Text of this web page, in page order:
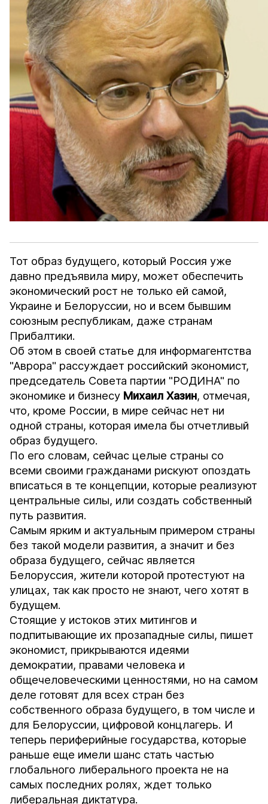
Тот образ будущего, который Россия уже
давно предъявила миру, может обеспечить
экономический рост не только ей самой,
Украине и Белоруссии, но и всем бывшим
союзным республикам, даже странам
Прибалтики.
Об этом в своей статье для информагентства
"Аврора" рассуждает российский экономист,
председатель Совета партии "РОДИНА" по
экономике и бизнесу Михаил Хазин, отмечая,
что, кроме России, в мире сейчас нет ни
одной страны, которая имела бы отчетливый
образ будущего.
По его словам, сейчас целые страны со
всеми своими гражданами рискуют опоздать
вписаться в те концепции, которые реализуют
центральные силы, или создать собственный
путь развития.
Самым ярким и актуальным примером страны
без такой модели развития, а значит и без
образа будущего, сейчас является
Белоруссия, жители которой протестуют на
улицах, так как просто не знают, чего хотят в
будущем.
Стоящие у истоков этих митингов и
подпитывающие их прозападные силы, пишет
экономист, прикрываются идеями
демократии, правами человека и
общечеловеческими ценностями, но на самом
деле готовят для всех стран без
собственного образа будущего, в том числе и
для Белоруссии, цифровой концлагерь. И
теперь периферийные государства, которые
раньше еще имели шанс стать частью
глобального либерального проекта не на
самых последних ролях, ждет только
либеральная диктатура.